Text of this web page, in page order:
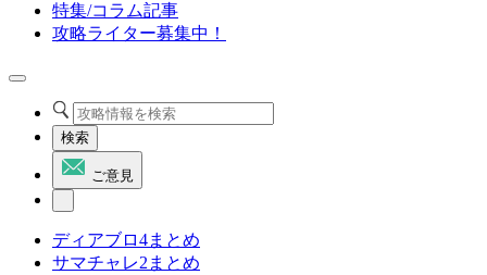
特集/コラム記事
攻略ライター募集中！
検索
ご意見
ディアブロ4まとめ
サマチャレ2まとめ